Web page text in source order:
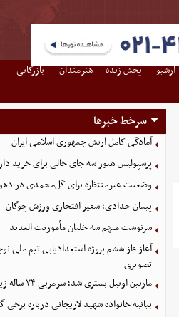
آرشیو پخش زنده هنرمندان
بازرگانی
سرخط خبرها
آمادگی کامل ارتش جمهوری اسلامی ایران
پرسپولیس هنوز سه جای خالی برای خرید
وضعیت غیرمنتظره برای گل‌محمدی در
پیمان حدادی؛ سفیر افتخاری ورزش چوگان
سرنوشت مبهم سه خلبان مأموریت العدید
آغاز فاز ششم پروژه استعدادیابی تیم ملی
تصویری
مارتین اونیل بستری شد؛ سرمربی ۷۴ ساله زیر تیغ جراحی
بیانیه خانواده شهید لاریجانی درباره